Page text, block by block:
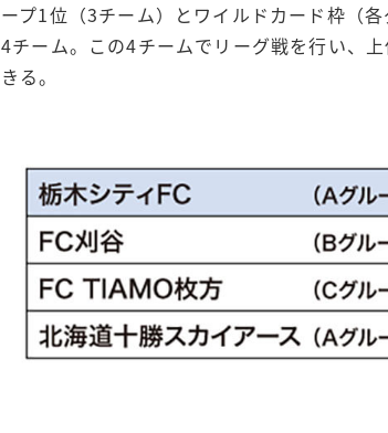
ープ1位（3チーム）とワイルドカード枠（
4チーム。この4チームでリーグ戦を行い、
きる。